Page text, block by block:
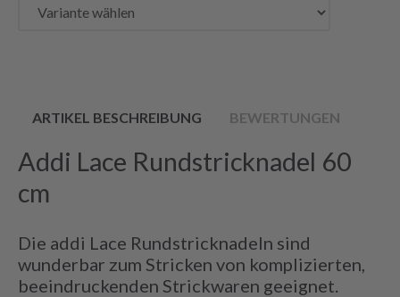
ARTIKEL BESCHREIBUNG BEWERTUNGEN
Addi Lace Rundstricknadel 60
cm
Die addi Lace Rundstricknadeln sind
wunderbar zum Stricken von komplizierten,
beeindruckenden Strickwaren geeignet.